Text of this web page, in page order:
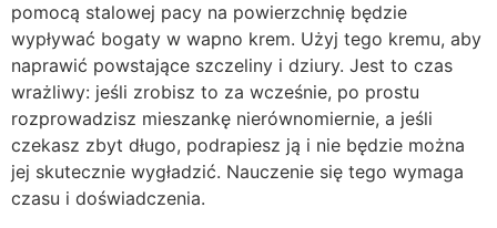
pomocą stalowej pacy na powierzchnię będzie
wypływać bogaty w wapno krem. Użyj tego kremu, aby
naprawić powstające szczeliny i dziury. Jest to czas
wrażliwy: jeśli zrobisz to za wcześnie, po prostu
rozprowadzisz mieszankę nierównomiernie, a jeśli
czekasz zbyt długo, podrapiesz ją i nie będzie można
jej skutecznie wygładzić. Nauczenie się tego wymaga
czasu i doświadczenia.